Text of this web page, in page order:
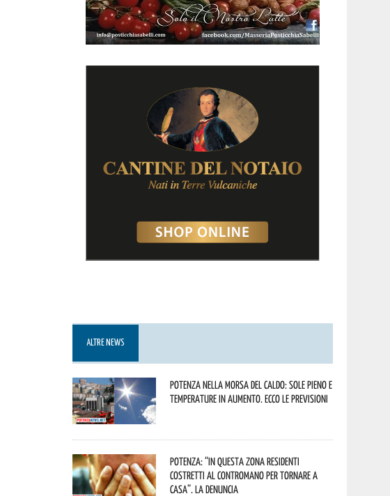
ALTRE NEWS
Potenza nella morsa del caldo: sole pieno e
temperature in aumento. Ecco le previsioni
Potenza: “In questa zona residenti
costretti al contromano per tornare a
casa”. La denuncia